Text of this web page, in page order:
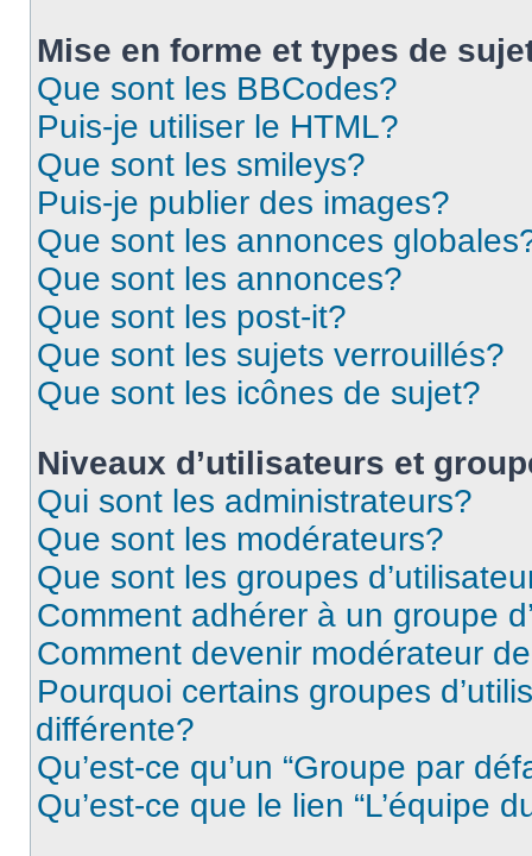
Mise en forme et types de
Que sont les BBCodes?
Puis-je utiliser le HTML?
Que sont les smileys?
Puis-je publier des images?
Que sont les annonces
Que sont les annonces?
Que sont les post-it?
Que sont les sujets verrouillés?
Que sont les icônes de sujet?
Niveaux d’utilisateurs et
Qui sont les administrateurs?
Que sont les modérateurs?
Que sont les groupes
Comment adhérer à un groupe
Comment devenir modérateur
Pourquoi certains groupes
différente?
Qu’est-ce qu’un “Groupe par
Qu’est-ce que le lien “L’équipe